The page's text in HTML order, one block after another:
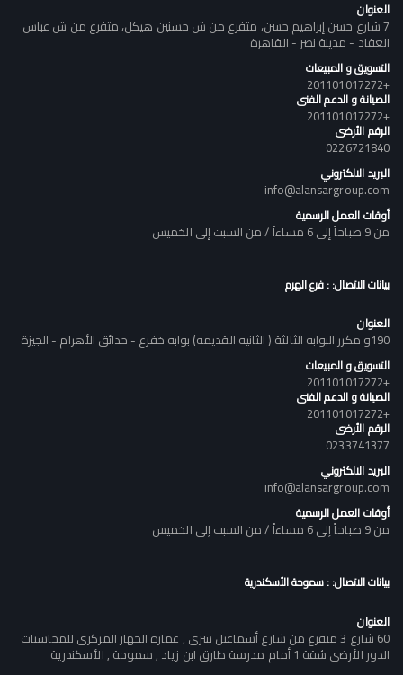
العنوان
7 شارع حسن إبراهيم حسن، متفرع من ش حسنين هيكل، متفرع من ش عباس
العقاد - مدينة نصر - القاهرة
التسويق و المبيعات
+201101017272
الصيانة و الدعم الفنى
+201101017272
الرقم الأرضى
0226721840
البريد الالكتروني
info@alansargroup.com
أوقات العمل الرسمية
من 9 صباحاً إلى 6 مساءاً / من السبت إلى الخميس
بيانات الاتصال: : فرع الهرم
العنوان
190و مكرر البوابه الثالثة ( الثانيه القديمه) بوابه خفرع - حدائق الأهرام - الجيزة
التسويق و المبيعات
+201101017272
الصيانة و الدعم الفنى
+201101017272
الرقم الأرضى
0233741377
البريد الالكتروني
info@alansargroup.com
أوقات العمل الرسمية
من 9 صباحاً إلى 6 مساءاً / من السبت إلى الخميس
بيانات الاتصال: : سموحة الأسكندرية
العنوان
60 شارع 3 متفرع من شارع أسماعيل سرى , عمارة الجهاز المركزى للمحاسبات
الدور الأرضى شقة 1 أمام مدرسة طارق ابن زياد , سموحة , الأسكندرية